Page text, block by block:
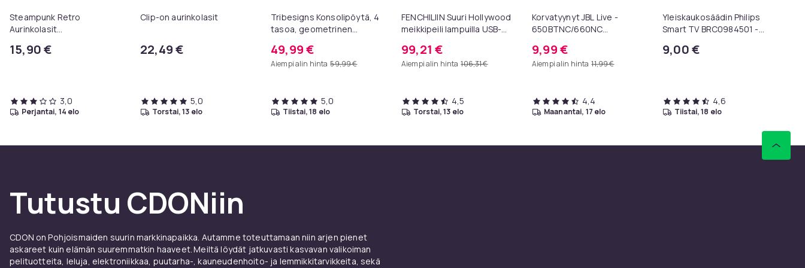
Steampunk Retro
Aurinkolasit
15,90 €
3,0
perjantai, 14 elo
Clip-on aurinkolasit
22,49 €
5,0
torstai, 13 elo
Tribesigns Konsolipöytä, 4
tasoa, geometrinen
cm, eteispöytä, sivupöytä,
sohvapöytä
49,99 €
Aiempi alin hinta 59,99 €
5,0
tiistai, 18 elo
FENCHILIIN Suuri Hollywood
meikkipeili lampuilla USB-
valkoinen 80 x 58 cm
99,21 €
Aiempi alin hinta 106,31 €
4,5
torstai, 13 elo
Korvatyynyt JBL Live -
650BTNC/660NC
9,99 €
Aiempi alin hinta 11,99 €
4,4
maanantai, 17 elo
Yleiskaukosäädin Philips
Smart TV BRC0984501 -
9,00 €
4,6
tiistai, 18 elo
Tutustu CDONiin
CDON on Pohjoismaiden suurin markkinapaikka. Autamme toteuttamaan niin arjen pienet
askareet kuin elämän suuremmatkin haaveet. Meiltä löydät jatkuvasti kasvavan valikoiman
pelituotteita, leluja, elektroniikkaa, puutarha-, kauneudenhoito- ja lemmikkitarvikkeita, sekä